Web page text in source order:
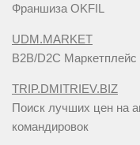
Франшиза OKFIL
UDM.MARKET
B2B/D2C Маркетплейс
TRIP.DMITRIEV.BIZ
Поиск лучших цен на
командировок